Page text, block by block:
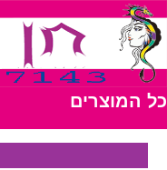
כל המוצרים